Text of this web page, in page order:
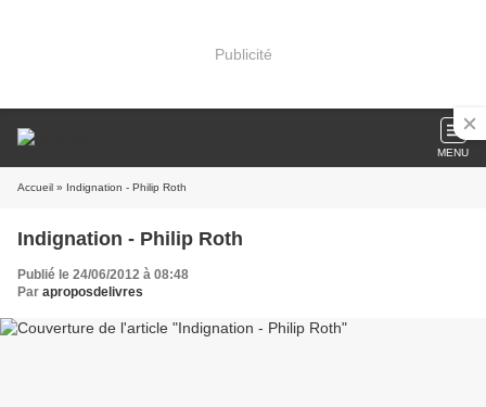
Publicité
MENU
Accueil » Indignation - Philip Roth
Indignation - Philip Roth
Publié le 24/06/2012 à 08:48
Par aproposdelivres